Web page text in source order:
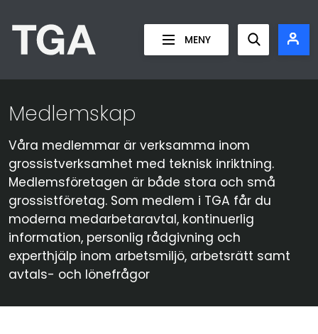
MENY
Show
Medlemskap
Våra medlemmar är verksamma inom
grossistverksamhet med teknisk inriktning.
Medlemsföretagen är både stora och små
grossistföretag. Som medlem i TGA får du
moderna medarbetaravtal, kontinuerlig
information, personlig rådgivning och
experthjälp inom arbetsmiljö, arbetsrätt samt
avtals- och lönefrågor